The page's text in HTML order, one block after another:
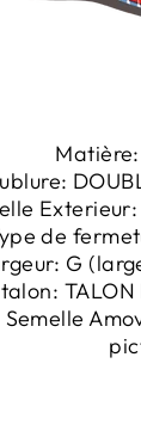
Matière:
Exterieur:
de
G
TALON
Semelle